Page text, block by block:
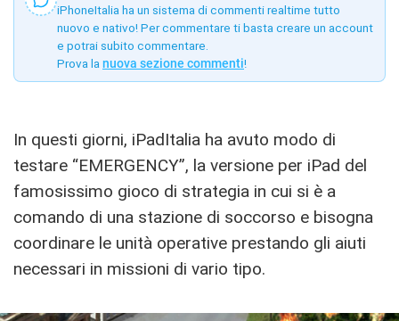
iPhoneItalia ha un sistema di commenti realtime tutto
nuovo e nativo! Per commentare ti basta creare un account
e potrai subito commentare.
Prova la nuova sezione commenti!
In questi giorni, iPadItalia ha avuto modo di
testare “EMERGENCY”, la versione per iPad del
famosissimo gioco di strategia in cui si è a
comando di una stazione di soccorso e bisogna
coordinare le unità operative prestando gli aiuti
necessari in missioni di vario tipo.